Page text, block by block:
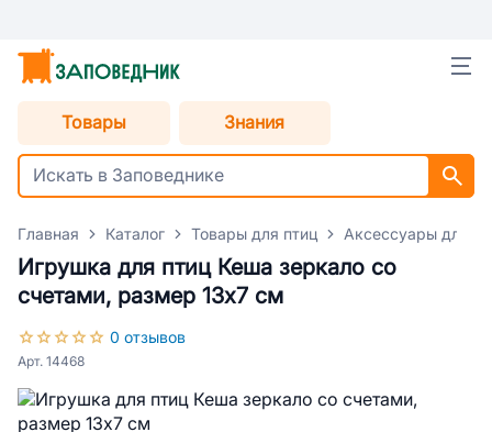
Товары Знания
Главная Каталог Товары для птиц Аксессуары для
Игрушка для птиц Кеша зеркало со
счетами, размер 13x7 см
0 отзывов
Арт. 14468